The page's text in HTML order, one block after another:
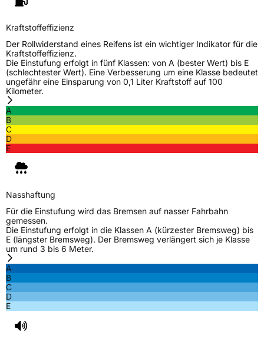
Allgemeine Produktsicherheit (GPSR)
HerstellerkontaktDeldo Autobanden NV, Essensteenweg 113
2930 Brasschaat, compliance@deldo.com
Kraftstoffeffizienz
Der Rollwiderstand eines Reifens ist ein wichtiger Indikator für die
Kraftstoffeffizienz.
Die Einstufung erfolgt in fünf Klassen: von A (bester Wert) bis E
(schlechtester Wert). Eine Verbesserung um eine Klasse bedeutet
ungefähr eine Einsparung von 0,1 Liter Kraftstoff auf 100
Kilometer.
A
B
C
D
E
Nasshaftung
Für die Einstufung wird das Bremsen auf nasser Fahrbahn
gemessen.
Die Einstufung erfolgt in die Klassen A (kürzester Bremsweg) bis
E (längster Bremsweg). Der Bremsweg verlängert sich je Klasse
um rund 3 bis 6 Meter.
A
B
C
D
E